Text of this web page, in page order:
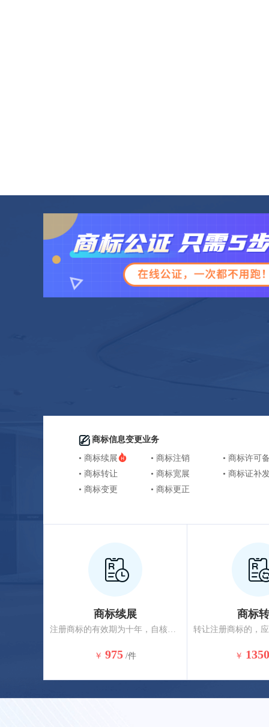
商标信息变更业务
• 商标续展
• 商标转让
• 商标变更
• 商标注销
• 商标宽展
• 商标更正
• 商标许可
• 商标证补
商标续展
注册商标的有效期为十年，自核准注册之日起计算。注册商标有效期满，需要继续使用的应申请商标续展，商标到期前12个月内应办理续展，约2-3个月核准完成。
￥ 975 /件
商标
￥ 1350